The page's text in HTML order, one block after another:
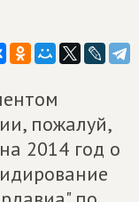
пожалуй,
2014 год о